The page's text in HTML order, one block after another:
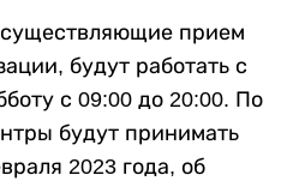
прием
будут работать с
с 09:00 до 20:00. По
будут принимать
2023 года, об